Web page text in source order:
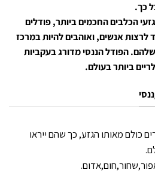
כך.
הכלבים החכמים ביותר, פודלים
לרצות אנשים, ואוהבים להיות במרכז
הפודל הננסי מדורג בעקביות
ביותר בעולם.
כולם מאותו הגזע, כך שהם ייראו